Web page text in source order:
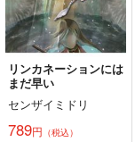
リンカネーションには
まだ早い
センザイミドリ
789円 （税込）